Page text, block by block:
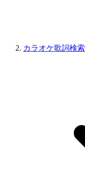
カラオケ歌詞検索